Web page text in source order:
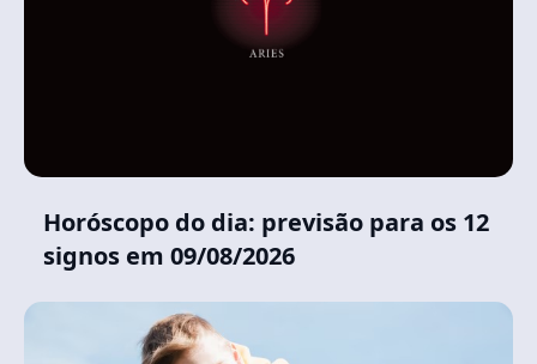
Horóscopo do dia: previsão para os 12
signos em 09/08/2026